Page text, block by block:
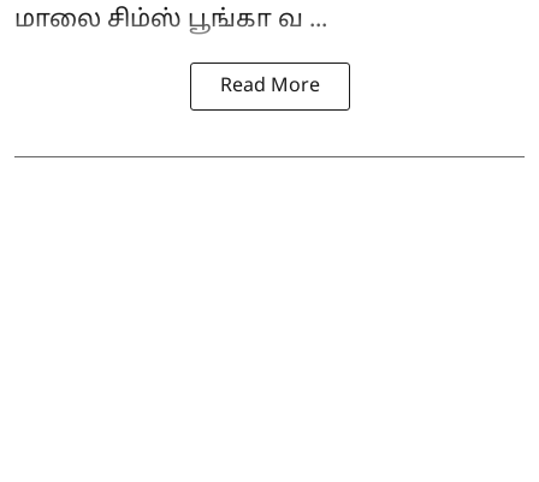
மாலை சிம்ஸ் பூங்கா வ ...
Read More